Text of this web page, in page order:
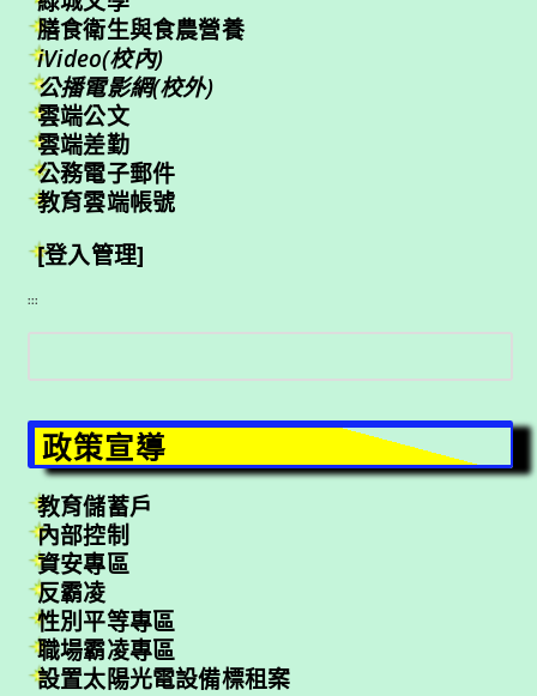
膳食衛生與食農營養
iVideo(校內)
公播電影網(校外)
雲端公文
雲端差勤
公務電子郵件
教育雲端帳號
[登入管理]
:::
搜
尋
政策宣導
教育儲蓄戶
內部控制
資安專區
反霸凌
性別平等專區
職場霸凌專區
設置太陽光電設備標租案